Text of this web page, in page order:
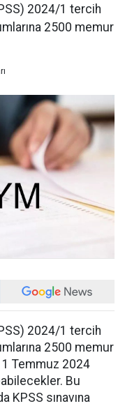
2024/1 tercih
2500 memur
2024/1 tercih
2500 memur
Temmuz 2024
Bu
KPSS sınavına